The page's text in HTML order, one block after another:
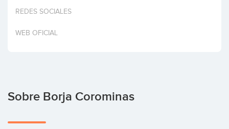
Invertir
REDES SOCIALES
WEB OFICIAL
Sobre Borja Corominas